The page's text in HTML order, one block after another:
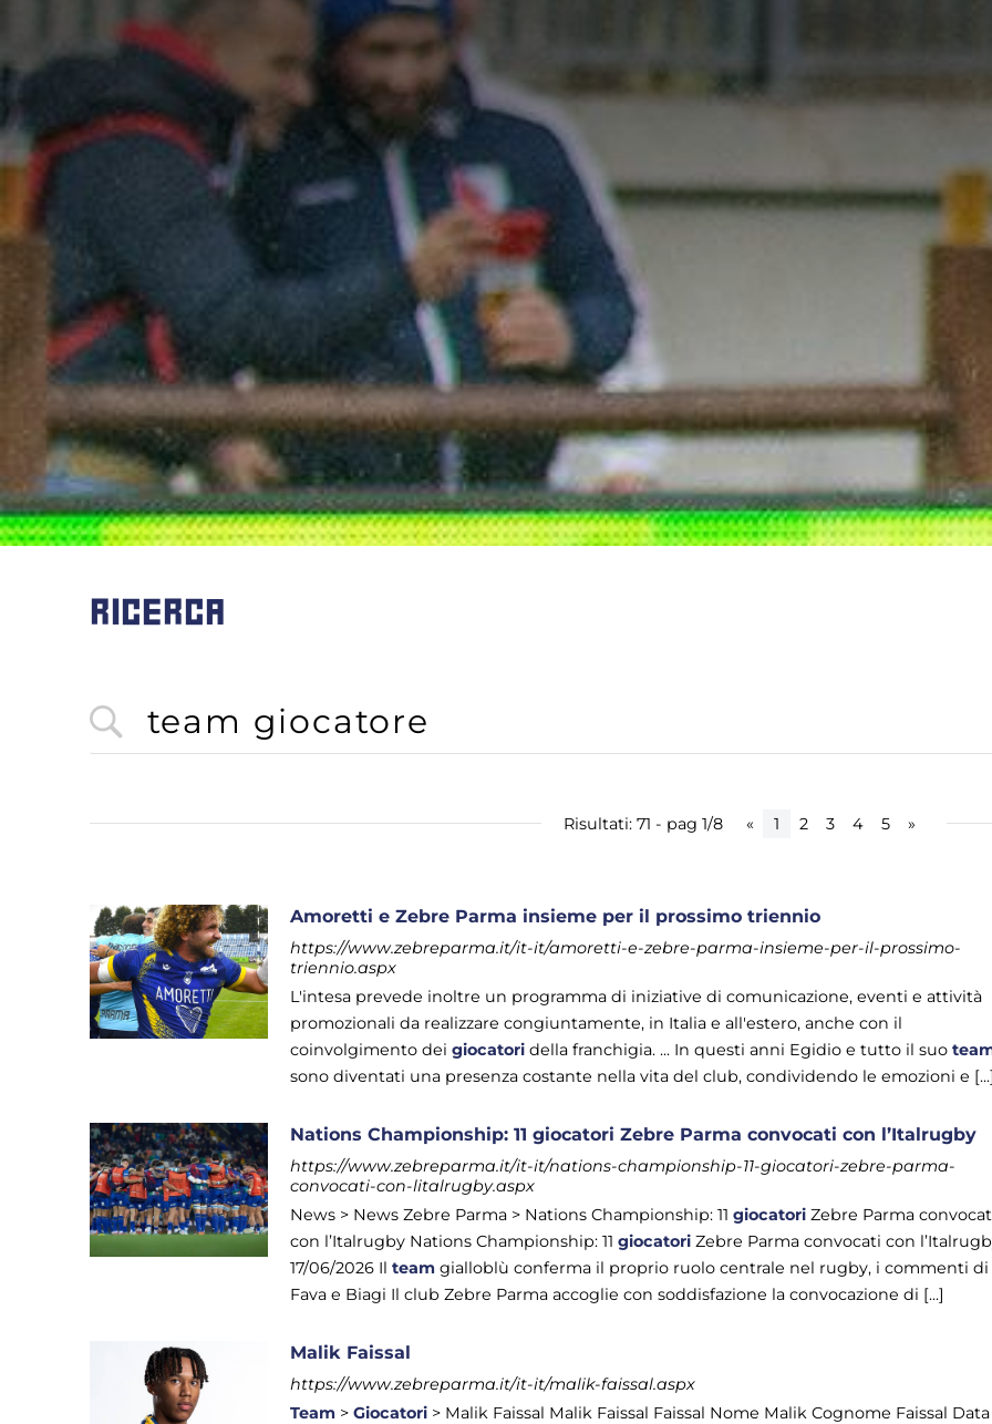
RICERCA
Risultati: 71 - pag 1/8 « 1 2 3 4 5 »
Amoretti e Zebre Parma insieme per il prossimo triennio
https://www.zebreparma.it/it-it/amoretti-e-zebre-parma-insieme-per-il-prossimo-
triennio.aspx
L'intesa prevede inoltre un programma di iniziative di comunicazione, eventi e attività
promozionali da realizzare congiuntamente, in Italia e all'estero, anche con il
coinvolgimento deigiocatori della franchigia. ... In questi anni Egidio e tutto il suo
sono diventati una presenza costante nella vita del club, condividendo le emozioni e
Nations Championship: 11 giocatori Zebre Parma convocati con l’Italrugby
https://www.zebreparma.it/it-it/nations-championship-11-giocatori-zebre-parma-
convocati-con-litalrugby.aspx
News > News Zebre Parma > Nations Championship: 11giocatori Zebre Parma
con l’Italrugby Nations Championship: 11giocatori Zebre Parma convocati con
17/06/2026 Ilteam gialloblù conferma il proprio ruolo centrale nel rugby, i commenti di
Fava e Biagi Il club Zebre Parma accoglie con soddisfazione la convocazione di [...]
Malik Faissal
https://www.zebreparma.it/it-it/malik-faissal.aspx
Team >Giocatori > Malik Faissal Malik Faissal Faissal Nome Malik Cognome Faissal Data